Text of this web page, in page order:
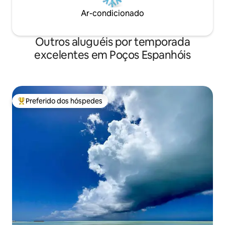
Ar-condicionado
Outros aluguéis por temporada
excelentes em Poços Espanhóis
Entre os melhores preferidos dos hóspedes
Preferido dos hóspedes